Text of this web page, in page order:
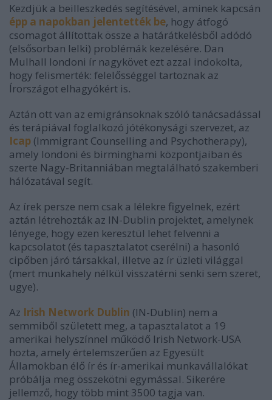
Kezdjük a beilleszkedés segítésével, aminek kapcsán
épp a napokban jelentették be, hogy átfogó
csomagot állítottak össze a határátkelésből adódó
(elsősorban lelki) problémák kezelésére. Dan
Mulhall londoni ír nagykövet ezt azzal indokolta,
hogy felismerték: felelősséggel tartoznak az
Írországot elhagyókért is.
Aztán ott van az emigránsoknak szóló tanácsadással
és terápiával foglalkozó jótékonysági szervezet, az
Icap (Immigrant Counselling and Psychotherapy),
amely londoni és birminghami központjaiban és
szerte Nagy-Britanniában megtalálható szakemberi
hálózatával segít.
Az írek persze nem csak a lélekre figyelnek, ezért
aztán létrehozták az IN-Dublin projektet, amelynek
lényege, hogy ezen keresztül lehet felvenni a
kapcsolatot (és tapasztalatot cserélni) a hasonló
cipőben járó társakkal, illetve az ír üzleti világgal
(mert munkahely nélkül visszatérni senki sem szeret,
ugye).
Az Irish Network Dublin (IN-Dublin) nem a
semmiből született meg, a tapasztalatot a 19
amerikai helyszínnel működő Irish Network-USA
hozta, amely értelemszerűen az Egyesült
Államokban élő ír és ír-amerikai munkavállalókat
próbálja meg összekötni egymással. Sikerére
jellemző, hogy több mint 3500 tagja van.